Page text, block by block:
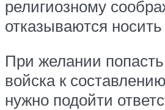
религиозному
отказываются
При желании
войска к
нужно подойти